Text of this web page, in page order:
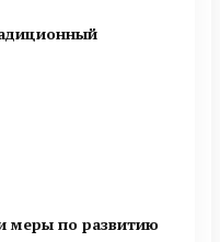
меры по развитию